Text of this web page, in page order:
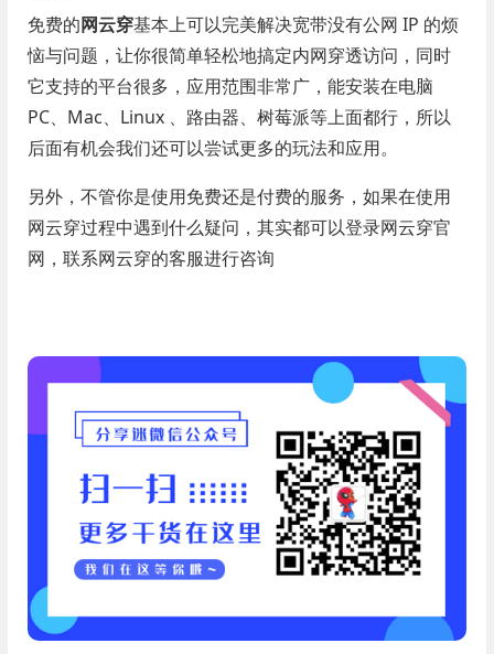
免费的网云穿基本上可以完美解决宽带没有公网 IP 的烦
恼与问题，让你很简单轻松地搞定内网穿透访问，同时
它支持的平台很多，应用范围非常广，能安装在电脑
PC、Mac、Linux 、路由器、树莓派等上面都行，所以
后面有机会我们还可以尝试更多的玩法和应用。
另外，不管你是使用免费还是付费的服务，如果在使用
网云穿过程中遇到什么疑问，其实都可以登录网云穿官
网，联系网云穿的客服进行咨询